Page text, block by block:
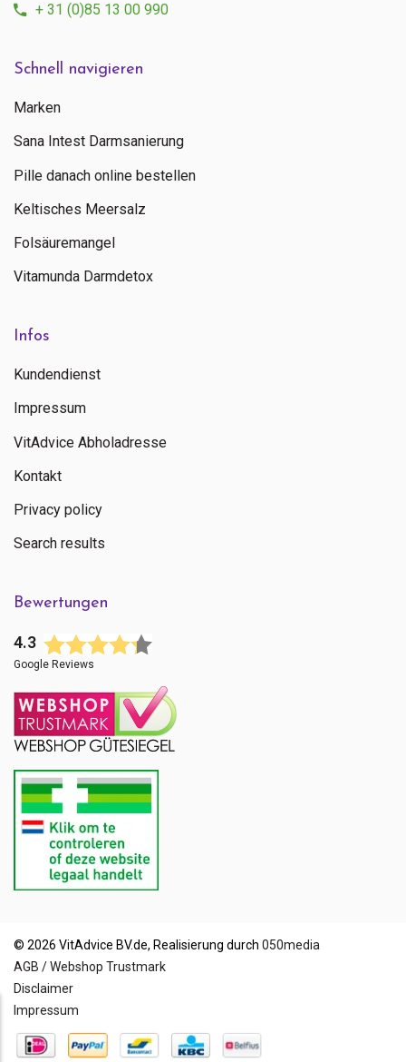
Schnell navigieren
Marken
Sana Intest Darmsanierung
Pille danach online bestellen
Keltisches Meersalz
Folsäuremangel
Vitamunda Darmdetox
Infos
Kundendienst
Impressum
VitAdvice Abholadresse
Kontakt
Privacy policy
Search results
Bewertungen
4.3
Google Reviews
+ 31 (0)85 13 00 990
© 2026 VitAdvice BV.de, Realisierung durch 050media
AGB / Webshop Trustmark
Disclaimer
Impressum